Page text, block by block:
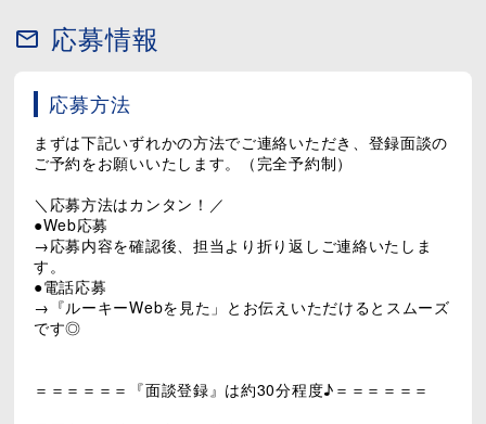
応募情報
応募方法
まずは下記いずれかの方法でご連絡いただき、登録面談の
ご予約をお願いいたします。（完全予約制）
＼応募方法はカンタン！／
●Web応募
→応募内容を確認後、担当より折り返しご連絡いたしま
す。
●電話応募
→『ルーキーWebを見た」とお伝えいただけるとスムーズ
です◎
＝＝＝＝＝＝『面談登録』は約30分程度♪＝＝＝＝＝＝